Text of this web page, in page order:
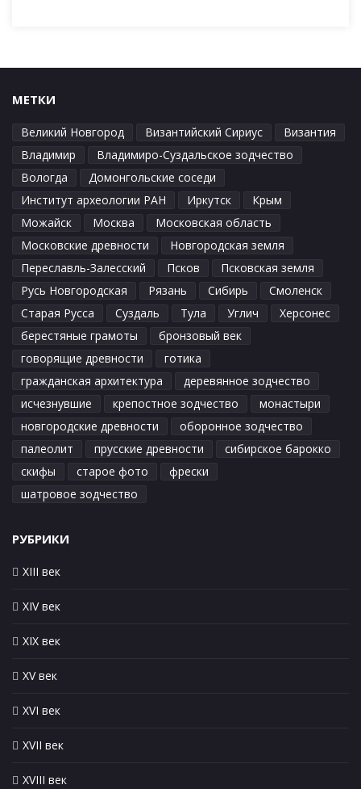
МЕТКИ
Великий Новгород Византийский Сириус
Византия
Владимир
Владимиро-Суздальское зодчество
Вологда
Домонгольские соседи
Институт археологии РАН
Иркутск
Крым
Можайск
Москва
Московская область
Московские древности
Новгородская земля
Переславль-Залесский
Псков
Псковская земля
Русь Новгородская
Рязань Сибирь
Смоленск
Старая Русса
Суздаль Тула Углич
Херсонес
берестяные грамоты
бронзовый век
говорящие древности
готика
гражданская архитектура
деревянное зодчество
исчезнувшие
крепостное зодчество
монастыри
новгородские древности
оборонное зодчество
палеолит
прусские древности
сибирское барокко
скифы
старое фото
фрески
шатровое зодчество
РУБРИКИ
XIII век
XIV век
XIX век
XV век
XVI век
XVII век
XVIII век